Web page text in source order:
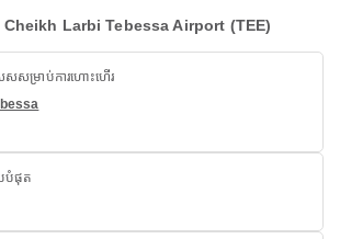
Cheikh Larbi Tebessa Airport (TEE)
សសម្រាប់ការហោះហើរ
បបំផុត